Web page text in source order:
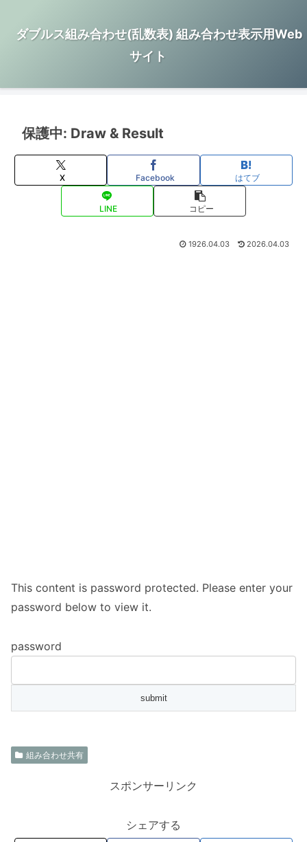
ダブルス組み合わせ(乱数表) 組み合わせ表示用Web
サイト
保護中: Draw & Result
X Facebook はてブ
LINE コピー
1926.04.03 2026.04.03
This content is password protected. Please enter your
password below to view it.
password
組み合わせ共有
スポンサーリンク
シェアする